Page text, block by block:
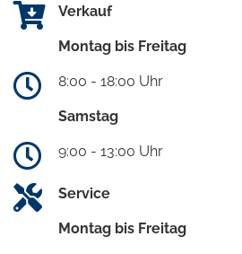
Verkauf
Montag bis Freitag
8:00 - 18:00 Uhr
Samstag
9:00 - 13:00 Uhr
Service
Montag bis Freitag